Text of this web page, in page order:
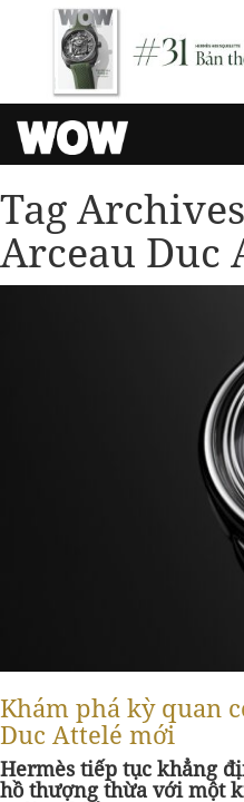
Tag
Arceau Duc
Khám phá kỳ quan
Duc Attelé mới
Hermès tiếp tục khẳng
hồ thượng thừa với một